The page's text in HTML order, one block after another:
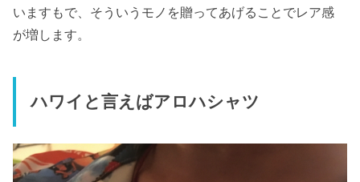
いますもで、そういうモノを贈ってあげることでレア感
が増します。
ハワイと言えばアロハシャツ